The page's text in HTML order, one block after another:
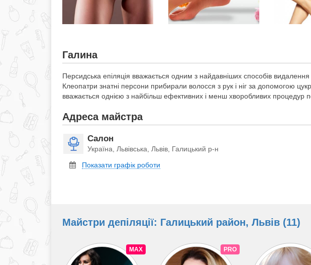
Галина
Персидська епіляція вважається одним з найдавніших способів
Клеопатри знатні персони прибирали волосся з рук і ніг за допомогою
вважається однією з найбільш ефективних і менш хворобливих процедур
Адреса майстра
Салон
Україна, Львівська, Львів, Галицький р-н
Показати графік роботи
Майстри депіляції: Галицький район, Львів (11)
MAX PRO